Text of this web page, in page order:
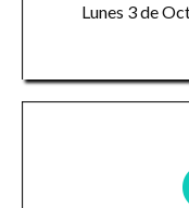
Lunes 3 de